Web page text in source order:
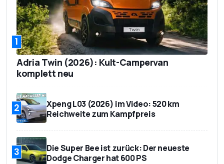
1
Adria Twin (2026): Kult-Campervan
komplett neu
2
Xpeng L03 (2026) im Video: 520 km
Reichweite zum Kampfpreis
3
Die Super Bee ist zurück: Der neueste
Dodge Charger hat 600 PS